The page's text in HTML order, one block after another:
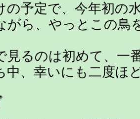
の予定で、今年初の
がら、やっとこの鳥
るのは初めて、一
中、幸いにも二度ほ